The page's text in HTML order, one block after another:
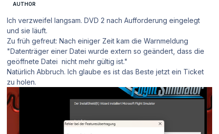
AUTHOR
Ich verzweifel langsam. DVD 2 nach Aufforderung eingelegt
und sie läuft.
Zu früh gefreut: Nach einiger Zeit kam die Warnmeldung
"Datenträger einer Datei wurde extern so geändert, dass die
geöffnete Datei nicht mehr gültig ist."
Natürlich Abbruch. Ich glaube es ist das Beste jetzt ein Ticket
zu holen.